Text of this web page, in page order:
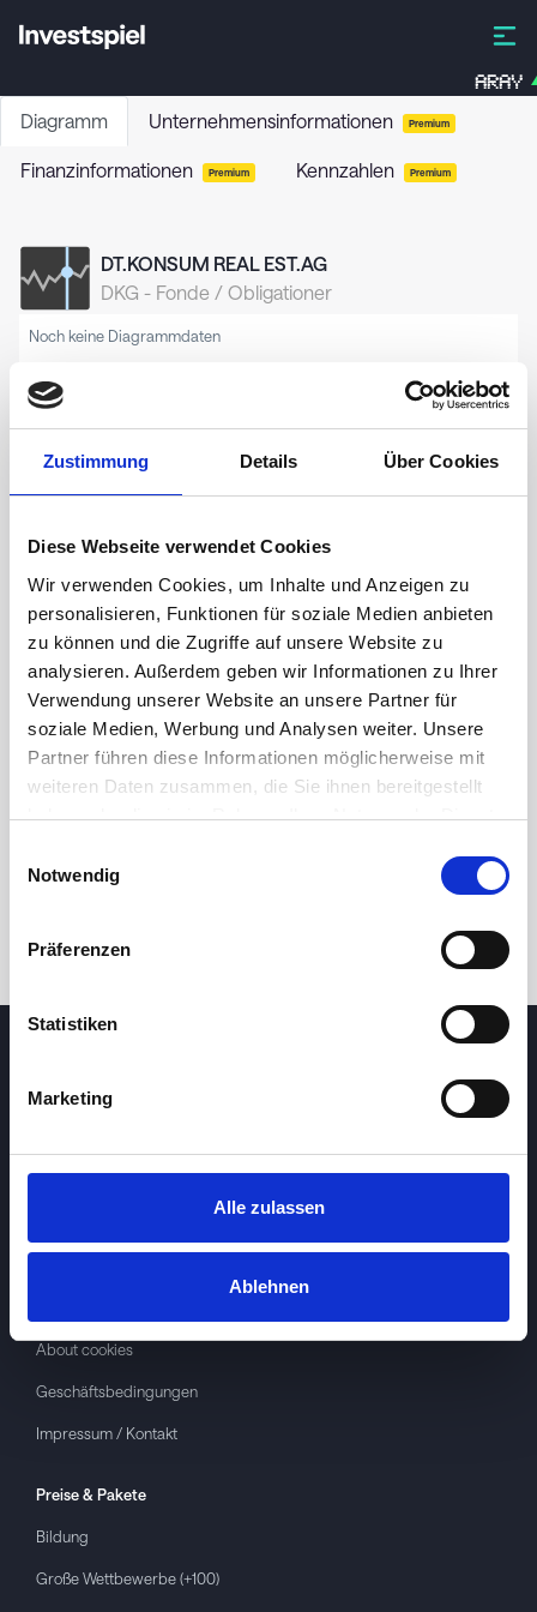
Zustimmung Details Über Cookies
Diese Webseite verwendet Cookies
Wir verwenden Cookies, um Inhalte und Anzeigen zu
personalisieren, Funktionen für soziale Medien anbieten
zu können und die Zugriffe auf unsere Website zu
analysieren. Außerdem geben wir Informationen zu Ihrer
Verwendung unserer Website an unsere Partner für
soziale Medien, Werbung und Analysen weiter. Unsere
Partner führen diese Informationen möglicherweise mit
weiteren Daten zusammen, die Sie ihnen bereitgestellt
haben oder die sie im Rahmen Ihrer Nutzung der Dienste
Notwendig
Präferenzen
Statistiken
Marketing
Alle zulassen
Ablehnen
ARAY
Diagramm Unternehmensinformationen Premium
Finanzinformationen Premium Kennzahlen Premium
DT.KONSUM REAL EST.AG
DKG - Fonde / Obligationer
Noch keine Diagrammdaten
24 Std. 1M 3M 1J 5J
About cookies
Geschäftsbedingungen
Impressum / Kontakt
Preise & Pakete
Bildung
Große Wettbewerbe (+100)